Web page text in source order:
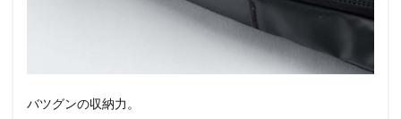
バツグンの収納力。